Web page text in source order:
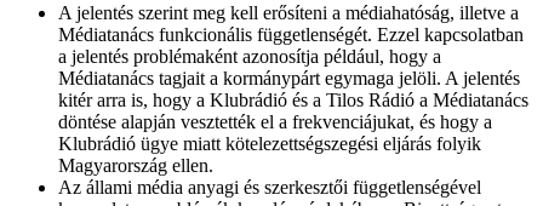
A jelentés szerint meg kell erősíteni a médiahatóság, illetve a
Médiatanács funkcionális függetlenségét. Ezzel kapcsolatban
a jelentés problémaként azonosítja például, hogy a
Médiatanács tagjait a kormánypárt egymaga jelöli. A jelentés
kitér arra is, hogy a Klubrádió és a Tilos Rádió a Médiatanács
döntése alapján vesztették el a frekvenciájukat, és hogy a
Klubrádió ügye miatt kötelezettségszegési eljárás folyik
Magyarország ellen.
Az állami média anyagi és szerkesztői függetlenségével